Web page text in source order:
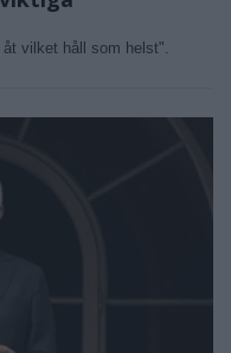
vilket håll som helst".